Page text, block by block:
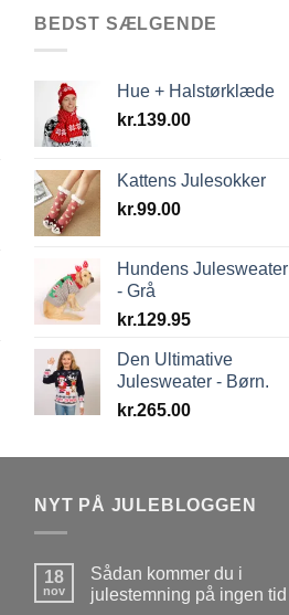
BEDST SÆLGENDE
Hue + Halstørklæde
kr.139.00
Kattens Julesokker
kr.99.00
Hundens Julesweater
- Grå
kr.129.95
Den Ultimative
Julesweater - Børn.
kr.265.00
NYT PÅ JULEBLOGGEN
18
nov
Sådan kommer du i
julestemning på ingen tid